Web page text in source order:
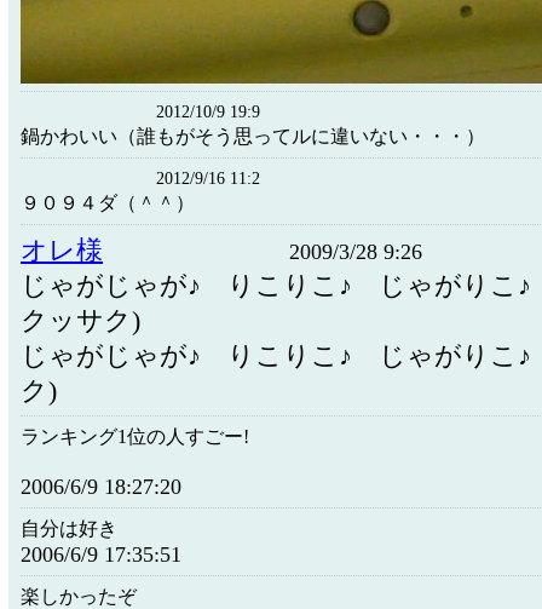
2012/10/9 19:9
鍋かわいい（誰もがそう思ってルに違いない・・・）
2012/9/16 11:2
９０９４ダ（＾＾）
オレ様 2009/3/28 9:26
じゃがじゃが♪ りこりこ♪ じゃがりこ
クッサク)
じゃがじゃが♪ りこりこ♪ じゃがりこ
ク)
ランキング1位の人すごー!
2006/6/9 18:27:20
自分は好き
2006/6/9 17:35:51
楽しかったぞ